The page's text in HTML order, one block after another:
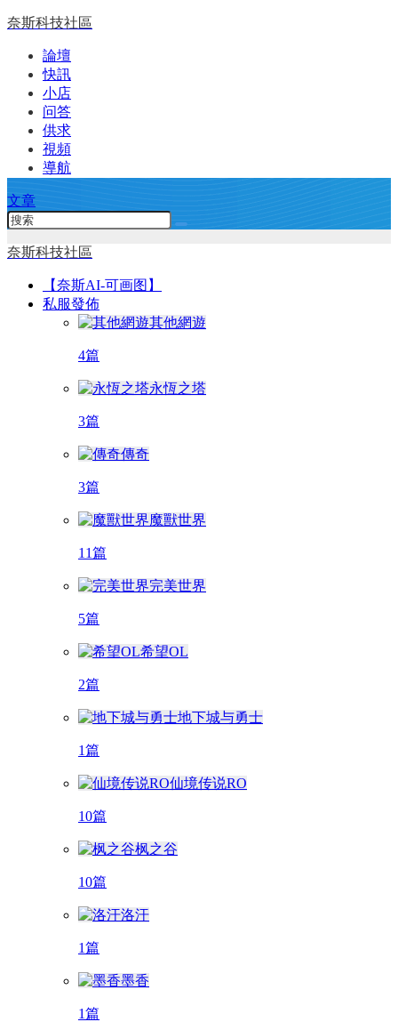
奈斯科技社區
論壇
快訊
小店
问答
供求
視頻
導航
文章
奈斯科技社區
【奈斯AI-可画图】
私服發佈
其他網遊
4篇
永恆之塔
3篇
傳奇
3篇
魔獸世界
11篇
完美世界
5篇
希望OL
2篇
地下城与勇士
1篇
仙境传说RO
10篇
枫之谷
10篇
洛汗
1篇
墨香
1篇